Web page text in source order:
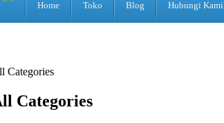
Home Toko Blog Hubungi Kami
Categories
Categories